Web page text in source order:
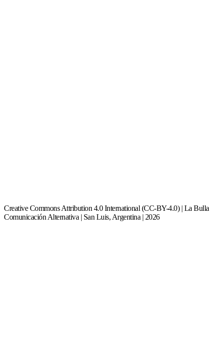
Creative Commons Attribution 4.0 International (CC-BY-4.0) | La Bulla
Comunicación Alternativa | San Luis, Argentina | 2026